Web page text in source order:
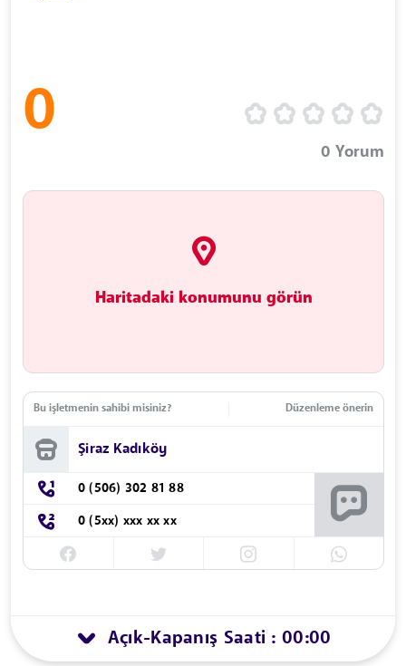
0
0 Yorum
Haritadaki konumunu görün
Bu işletmenin sahibi misiniz? Düzenleme önerin
Şiraz Kadıköy
0 (506) 302 81 88
0 (5xx) xxx xx xx
Açık-Kapanış Saati : 00:00